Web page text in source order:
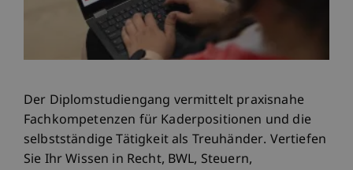
Der Diplomstudiengang vermittelt praxisnahe
Fachkompetenzen für Kaderpositionen und die
selbstständige Tätigkeit als Treuhänder. Vertiefen
Sie Ihr Wissen in Recht, BWL, Steuern,